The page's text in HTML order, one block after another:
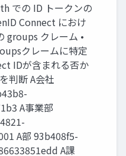
での ID トークンの
Connect におけ
groups クレーム •
クレームに特定
IDが含まれる否か
判断 A会社
A事業部
A部 93b408f5-
A課